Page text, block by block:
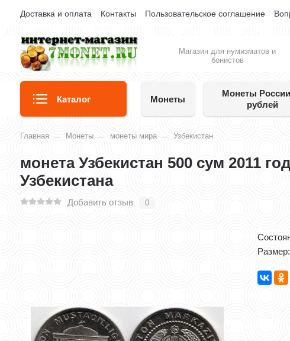
Доставка и оплата Контакты Пользовательское соглашение
Магазин для нумизматов и
бонистов
Каталог Монеты
Монеты
рублей
Главная Монеты монеты мира Узбекистан
монета Узбекистан 500 сум 2011
Узбекистана
Добавить отзыв 0